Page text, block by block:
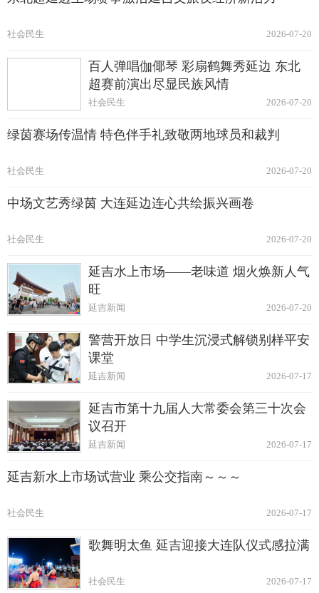
2026-07-20
社会民生
百人弹唱伽倻琴 彩扇鹤舞秀延边 东北
超赛前演出尽显民族风情
2026-07-20
社会民生
绿茵赛场传温情 特色伴手礼致敬两地球员和裁判
2026-07-20
社会民生
中场文艺秀绿茵 大连延边连心共绘振兴画卷
2026-07-20
社会民生
延吉水上市场——老味道 烟火焕新人气
旺
2026-07-20
延吉新闻
警营开放日 中学生沉浸式解锁别样平安
课堂
2026-07-17
延吉新闻
延吉市第十九届人大常委会第三十次会
议召开
2026-07-17
延吉新闻
延吉新水上市场试营业 乘公交指南～～～
2026-07-17
社会民生
歌舞明太鱼 延吉迎接大连队仪式感拉满
2026-07-17
社会民生